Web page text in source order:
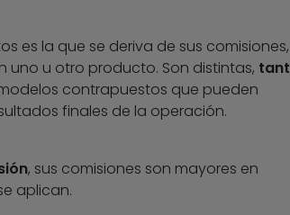
es la que se deriva de sus comisiones,
u otro producto. Son distintas,
contrapuestos que pueden
finales de la operación.
, sus comisiones son mayores en
aplican.